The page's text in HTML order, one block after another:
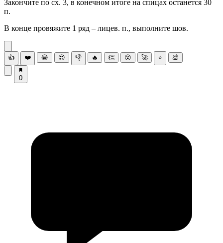
Закончите по сх. 3, в конечном итоге на спицах останется 30
п.
В конце провяжите 1 ряд – лицев. п., выполните шов.
👍 ❤️ 😂 😍 👎 🔥 👏 😮 🚀 ⭐ 💩
0